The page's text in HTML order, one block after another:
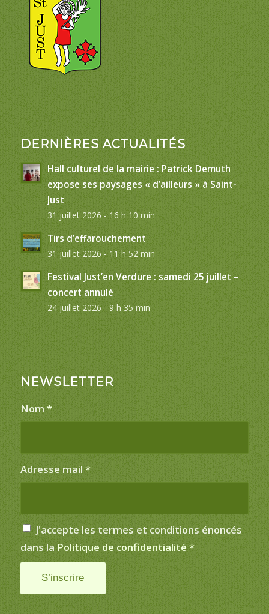
DERNIÈRES ACTUALITÉS
Hall culturel de la mairie : Patrick Demuth
expose ses paysages « d’ailleurs » à Saint-
Just
31 juillet 2026 - 16 h 10 min
Tirs d’effarouchement
31 juillet 2026 - 11 h 52 min
Festival Just’en Verdure : samedi 25 juillet –
concert annulé
24 juillet 2026 - 9 h 35 min
NEWSLETTER
Nom *
Adresse mail *
J'accepte les termes et conditions énoncés
dans la Politique de confidentialité *